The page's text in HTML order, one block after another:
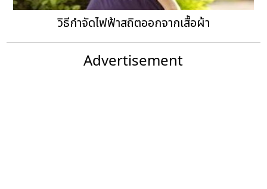
วิธีกำจัดไฟฟ้าสถิตออกจากเสื้อผ้า
Advertisement